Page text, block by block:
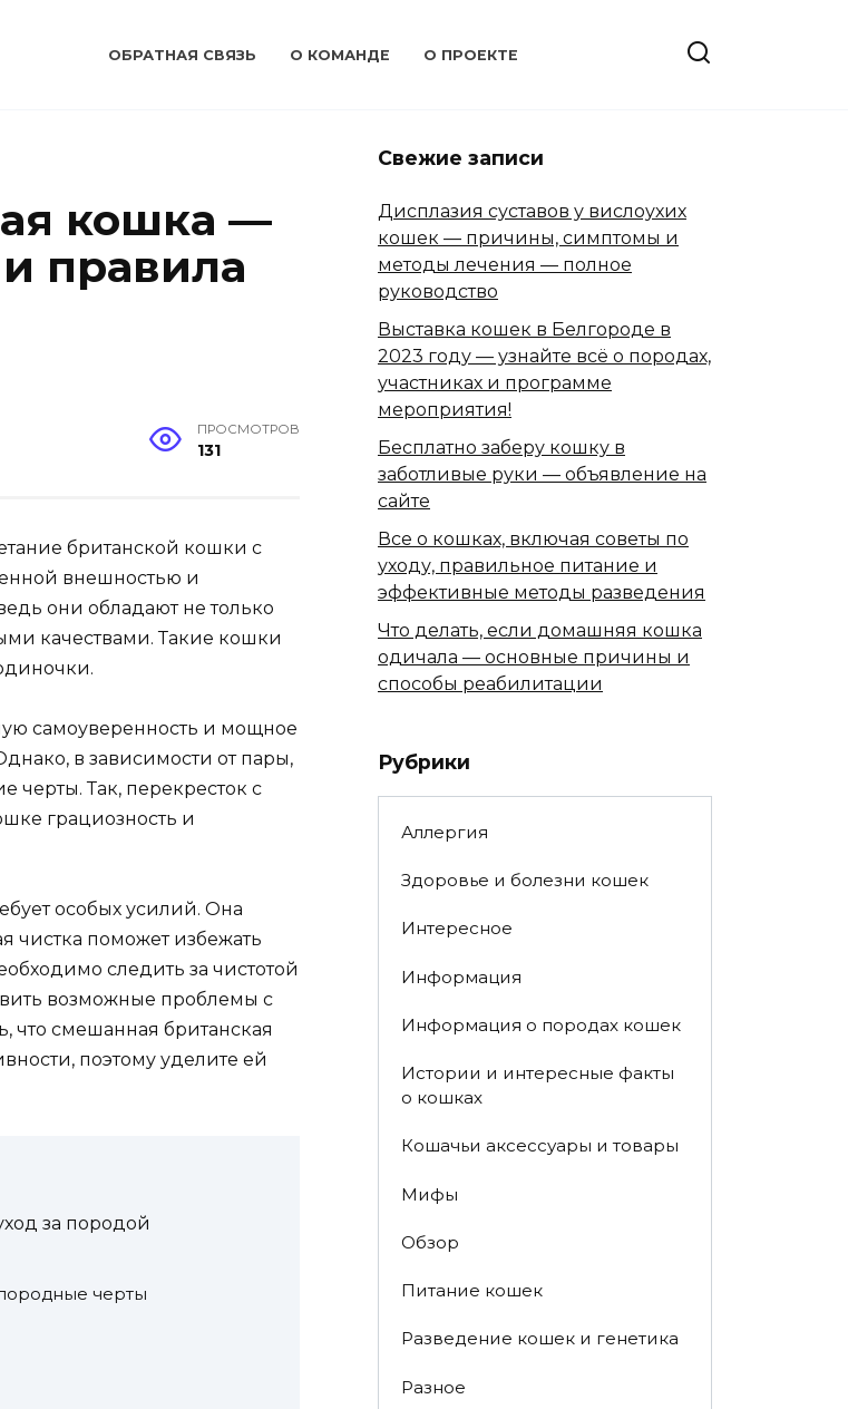
ОБРАТНАЯ СВЯЗЬ О КОМАНДЕ О ПРОЕКТЕ
кошка —
правила
ПРОСМОТРОВ
131
британской кошки с
внешностью и
они обладают не только
качествами. Такие кошки
самоуверенность и мощное
в зависимости от пары,
черты. Так, перекресток с
грациозность и
особых усилий. Она
чистка поможет избежать
следить за чистотой
возможные проблемы с
что смешанная британская
поэтому уделите ей
за породой
черты
Свежие записи
Дисплазия суставов у вислоухих
кошек — причины, симптомы и
методы лечения — полное
руководство
Выставка кошек в Белгороде в
2023 году — узнайте всё о породах,
участниках и программе
мероприятия!
Бесплатно заберу кошку в
заботливые руки — объявление на
сайте
Все о кошках, включая советы по
уходу, правильное питание и
эффективные методы разведения
Что делать, если домашняя кошка
одичала — основные причины и
способы реабилитации
Рубрики
Аллергия
Здоровье и болезни кошек
Интересное
Информация
Информация о породах кошек
Истории и интересные факты
о кошках
Кошачьи аксессуары и товары
Мифы
Обзор
Питание кошек
Разведение кошек и генетика
Разное